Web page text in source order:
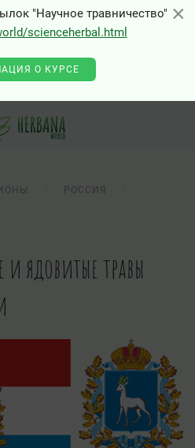
×
"Научное травничество"
scienceherbal.html
О КУРСЕ
РОССИЯ
и ядовитые травы
×